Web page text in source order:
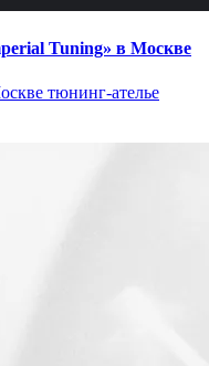
Tuning» в Москве
тюнинг-ателье